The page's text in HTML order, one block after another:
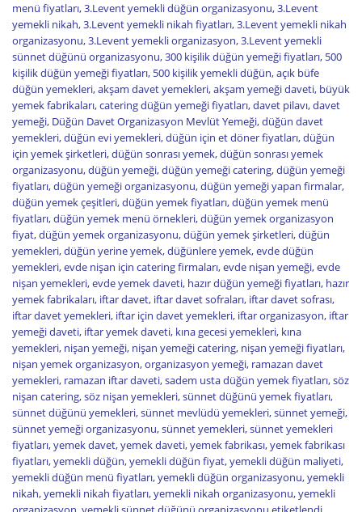
menü fiyatları,3.Levent yemekli düğün organizasyonu,3.Levent
yemekli nikah,3.Levent yemekli nikah fiyatları,3.Levent yemekli nikah
organizasyonu,3.Levent yemekli organizasyon,3.Levent yemekli
sünnet düğünü organizasyonu,300 kişilik düğün yemeği fiyatları, 500
kişilik düğün yemeği fiyatları, 500 kişilik yemekli düğün,açık büfe
düğün yemekleri,akşam davet yemekleri,akşam yemeği daveti, büyük
yemek fabrikaları,catering düğün yemeği fiyatları,davet pilavı,davet
yemeği, Düğün Davet Organizasyon Mevlüt Yemeği,düğün davet
yemekleri,düğün evi yemekleri,düğün için et döner fiyatları,düğün
için yemek şirketleri,düğün sonrası yemek,düğün sonrası yemek
organizasyonu,düğün yemeği,düğün yemeği catering,düğün yemeği
fiyatları,düğün yemeği organizasyonu,düğün yemeği yapan firmalar,
düğün yemek çeşitleri,düğün yemek fiyatları,düğün yemek menü
fiyatları,düğün yemek menü örnekleri,düğün yemek organizasyon
fiyat,düğün yemek organizasyonu,düğün yemek şirketleri,düğün
yemekleri,düğün yerine yemek,düğünlere yemek,evde düğün
yemekleri,evde nişan için catering firmaları,evde nişan yemeği,evde
nişan yemekleri,evde yemek daveti, hazır düğün yemeği fiyatları, hazır
yemek fabrikaları, iftar davet, iftar davet sofraları, iftar davet sofrası,
iftar davet yemekleri, iftar için davet yemekleri, iftar organizasyon, iftar
yemeği daveti, iftar yemek daveti, kına gecesi yemekleri, kına
yemekleri, nişan yemeği, nişan yemeği catering, nişan yemeği fiyatları,
nişan yemek organizasyon,organizasyon yemeği, ramazan davet
yemekleri, ramazan iftar daveti,sadem usta düğün yemek fiyatları,söz
nişan catering,söz nişan yemekleri,sünnet düğünü yemek fiyatları,
sünnet düğünü yemekleri,sünnet mevlüdü yemekleri,sünnet yemeği,
sünnet yemeği organizasyonu,sünnet yemekleri,sünnet yemekleri
fiyatları,yemek davet,yemek daveti,yemek fabrikası,yemek fabrikası
fiyatları,yemekli düğün,yemekli düğün fiyat,yemekli düğün maliyeti,
yemekli düğün menü fiyatları,yemekli düğün organizasyonu,yemekli
nikah,yemekli nikah fiyatları,yemekli nikah organizasyonu,yemekli